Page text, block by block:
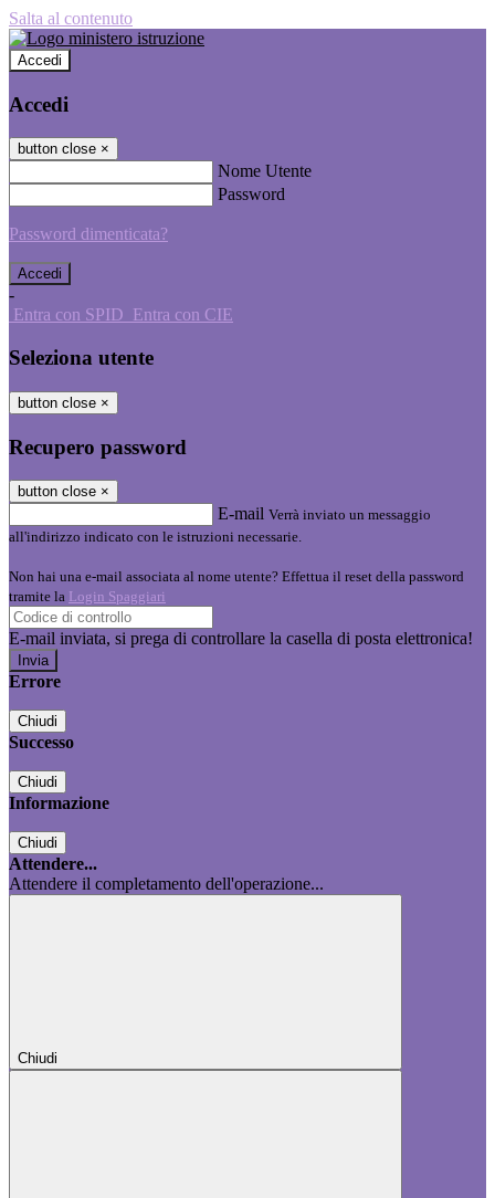
Salta al contenuto
Accedi
Accedi
button close ×
Nome Utente
Password
Password dimenticata?
-
Entra con SPID Entra con CIE
Seleziona utente
button close ×
Recupero password
button close ×
E-mail Verrà inviato un messaggio
all'indirizzo indicato con le istruzioni necessarie.
Non hai una e-mail associata al nome utente? Effettua il reset della password
tramite la Login Spaggiari
E-mail inviata, si prega di controllare la casella di posta elettronica!
Errore
Chiudi
Successo
Chiudi
Informazione
Chiudi
Attendere...
Attendere il completamento dell'operazione...
Chiudi